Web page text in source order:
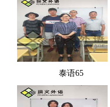
泰语65